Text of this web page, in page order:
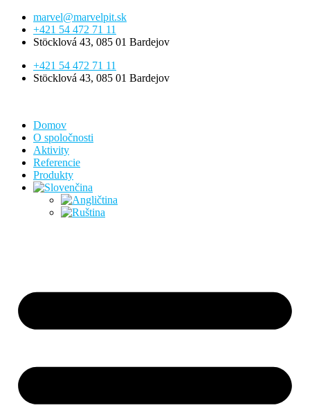
Preskočiť
obsah
marvel@marvelpit.sk
+421 54 472 71 11
Stöcklová 43, 085 01 Bardejov
+421 54 472 71 11
Stöcklová 43, 085 01 Bardejov
Domov
O spoločnosti
Aktivity
Referencie
Produkty